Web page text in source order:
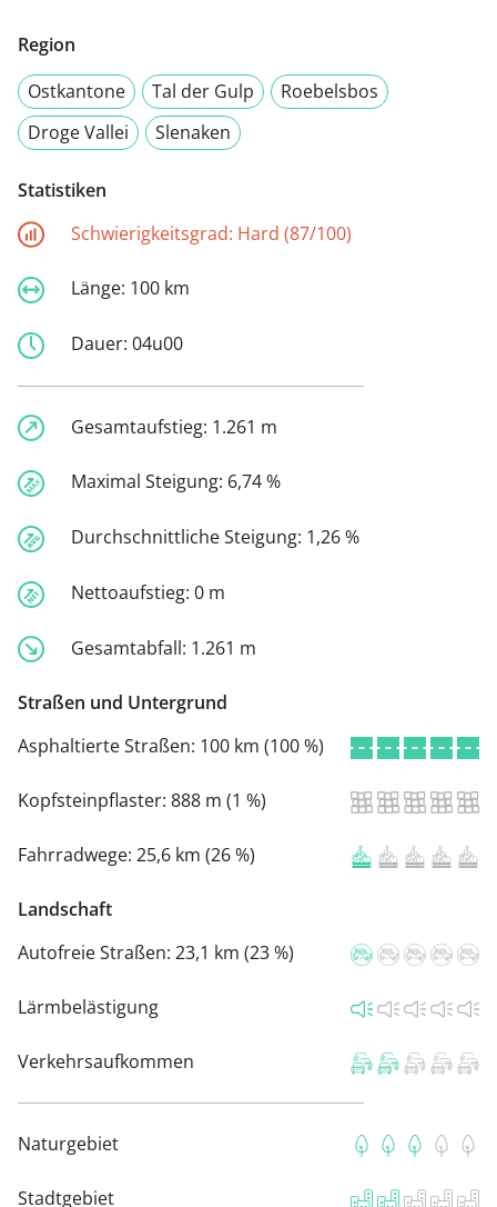
Region
Ostkantone
Tal der Gulp
Roebelsbos
Droge Vallei
Slenaken
Statistiken
Schwierigkeitsgrad: Hard (87/100)
Länge: 100 km
Dauer: 04u00
Gesamtaufstieg: 1.261 m
Maximal Steigung: 6,74 %
Durchschnittliche Steigung: 1,26 %
Nettoaufstieg: 0 m
Gesamtabfall: 1.261 m
Straßen und Untergrund
Asphaltierte Straßen: 100 km (100 %)
Kopfsteinpflaster: 888 m (1 %)
Fahrradwege: 25,6 km (26 %)
Landschaft
Autofreie Straßen: 23,1 km (23 %)
Lärmbelästigung
Verkehrsaufkommen
Naturgebiet
Stadtgebiet